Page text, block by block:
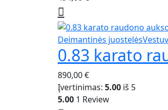
product
page
variants.
The
options
may
be
chosen
on
the
product
This
product
has
multiple
variants.
The
Deimantinės juostelės
0.83 karato
890,00€
Įvertinimas: 5.00 iš 5
5.00 1 Review